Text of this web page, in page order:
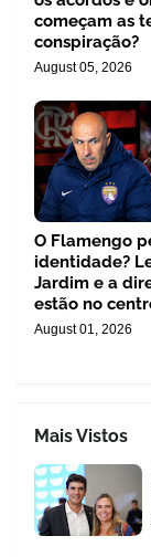
começam as
conspiração?
August 05, 2026
O Flamengo
identidade?
Jardim e a
estão no
August 01, 2026
Mais Vistos